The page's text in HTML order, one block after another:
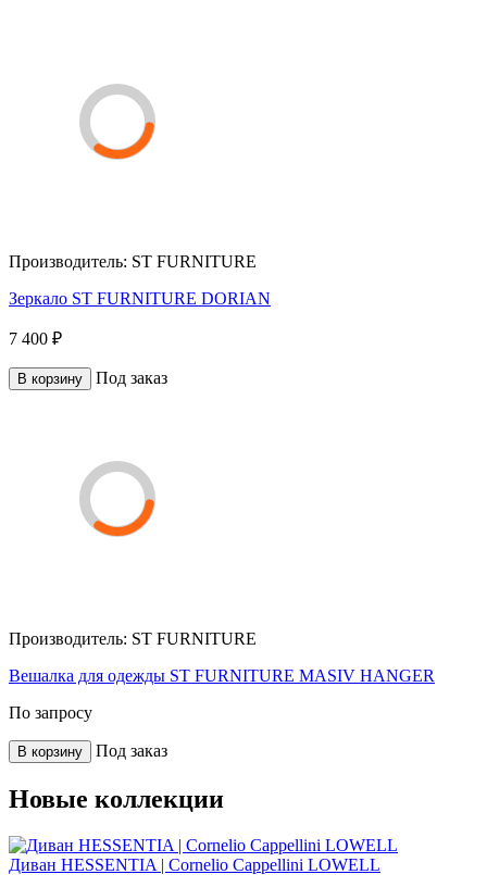
Производитель: ST FURNITURE
Зеркало ST FURNITURE DORIAN
7 400 ₽
В корзину Под заказ
Производитель: ST FURNITURE
Вешалка для одежды ST FURNITURE MASIV HANGER
По запросу
В корзину Под заказ
Новые коллекции
Диван HESSENTIA | Cornelio Cappellini LOWELL